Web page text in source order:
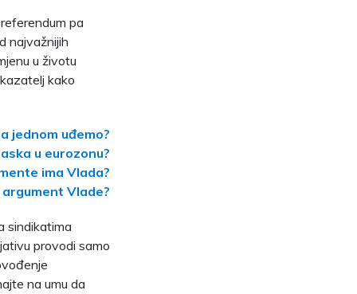
pa
najvažnijih
u životu
kako
jednom uđemo?
u eurozonu?
ima Vlada?
Vlade?
sindikatima
provodi samo
na umu da